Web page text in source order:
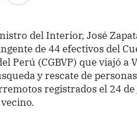
del Interior, José
de 44 efectivos del
Perú (CGBVP) que viajó a
y rescate de
registrados el 24